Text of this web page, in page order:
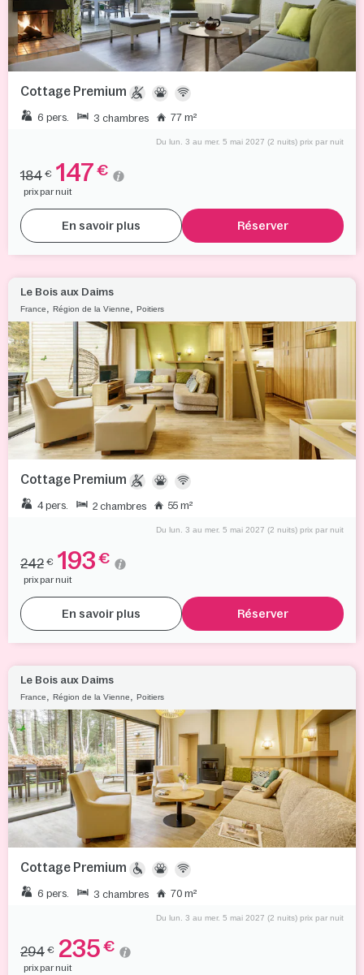
Cottage Premium
6 pers. 3 chambres 77 m²
Du lun. 3 au mer. 5 mai 2027 (2 nuits) prix par nuit
184 € 147 €
prix par nuit
En savoir plus Réserver
Le Bois aux Daims
France, Région de la Vienne, Poitiers
Cottage Premium
4 pers. 2 chambres 55 m²
Du lun. 3 au mer. 5 mai 2027 (2 nuits) prix par nuit
242 € 193 €
prix par nuit
En savoir plus Réserver
Le Bois aux Daims
France, Région de la Vienne, Poitiers
Cottage Premium
6 pers. 3 chambres 70 m²
Du lun. 3 au mer. 5 mai 2027 (2 nuits) prix par nuit
294 € 235 €
prix par nuit